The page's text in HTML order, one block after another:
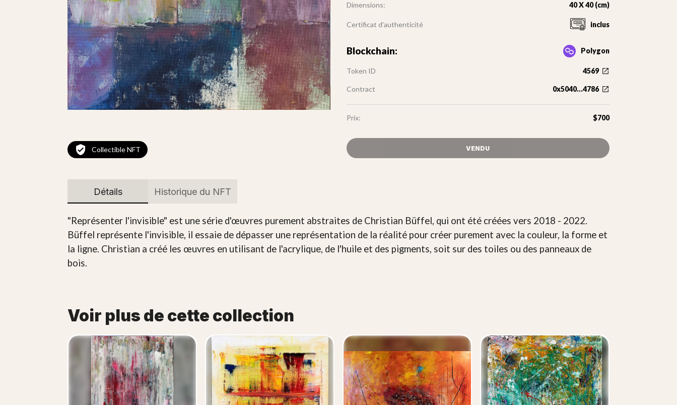
Collectible NFT
Dimensions: 40 X 40 (cm)
Certificat d'authenticité inclus
Blockchain: Polygon
Token ID 4569
Contract 0x5040...4786
Prix: $700
VENDU
Détails Historique du NFT
"Représenter l'invisible" est une série d'œuvres purement abstraites de Christian Büffel, qui ont été créées vers 2018 - 2022.
Büffel représente l'invisible, il essaie de dépasser une représentation de la réalité pour créer purement avec la couleur, la forme et
la ligne. Christian a créé les œuvres en utilisant de l'acrylique, de l'huile et des pigments, soit sur des toiles ou des panneaux de
bois.
Voir plus de cette collection